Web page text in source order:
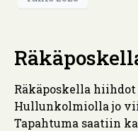
Räkäposkella
Hullunkolmiolla jo
Tapahtuma saatiin